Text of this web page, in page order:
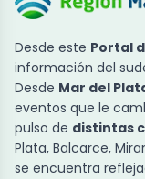
Desde este Portal
información del
Desde Mar del
eventos que le
pulso de distintas
Plata, Balcarce,
se encuentra